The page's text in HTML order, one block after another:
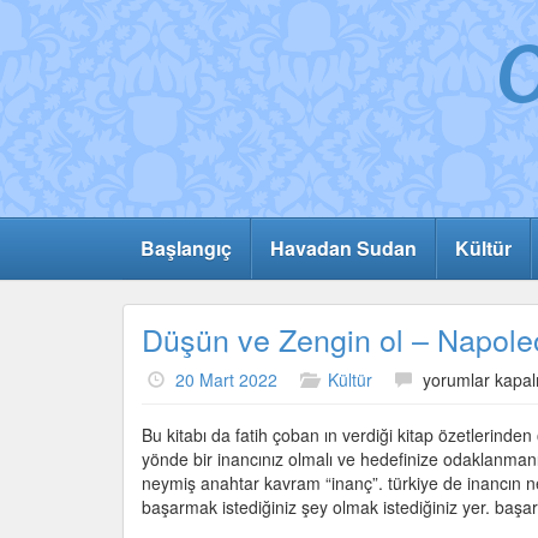
Başlangıç Havadan Sudan Kültür
Düşün ve Zengin ol –
20 Mart 2022 Kültür
Düşün
Zengin
ol
–
Napoleon
Hill
yorumlar kapalı
Bu kitabı da fatih çoban ın verdiği kitap
yönde bir inancınız olmalı ve hedefinize
neymiş anahtar kavram “inanç”. türkiye de
başarmak istediğiniz şey olmak istediğiniz yer.